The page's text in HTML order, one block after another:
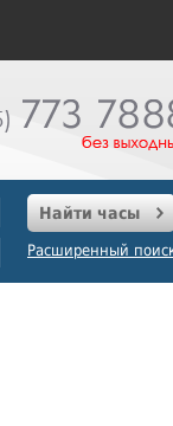
Найти часы
Расширенный